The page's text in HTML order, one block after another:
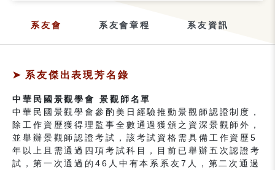
系友會 系友會章程 系友資訊
系友傑出表現芳名錄
中華民國景觀學會 景觀師名單
中華民國景觀學會參酌美日經驗推動景觀師認證制度，
除工作資歷獲得理監事全數通過獲頒之資深景觀師外，
並舉辦景觀師認證考試，該考試資格需具備工作資歷5
年以上且需通過四項考試科目，目前已舉辦五次認證考
試，第一次通過的46人中有本系系友7人，第二次通過